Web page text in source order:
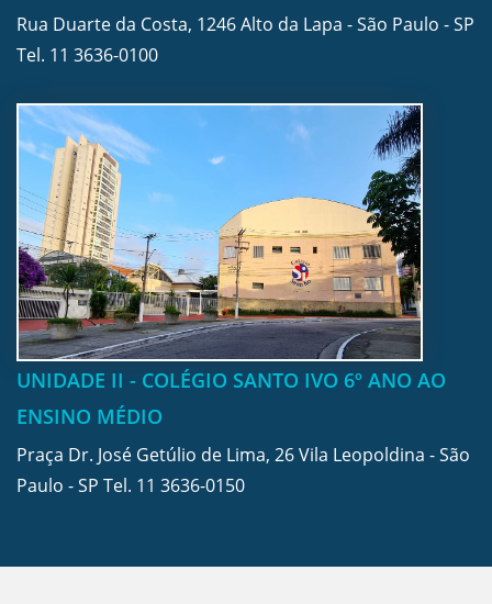
Rua Duarte da Costa, 1246 Alto da Lapa - São Paulo - SP
Tel. 11 3636-0100
UNIDADE II - COLÉGIO SANTO IVO 6º ANO AO
ENSINO MÉDIO
Praça Dr. José Getúlio de Lima, 26 Vila Leopoldina - São
Paulo - SP Tel. 11 3636-0150